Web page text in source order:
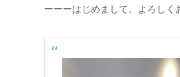
ーーーはじめまして。よろしく